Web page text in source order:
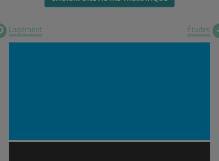
Logement Études